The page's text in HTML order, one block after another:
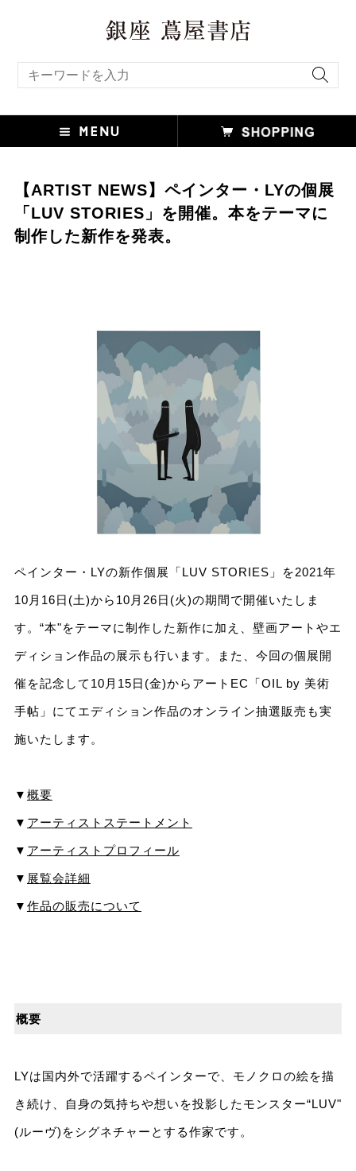
【ARTIST NEWS】ペインター・LYの個展
「LUV STORIES」を開催。本をテーマに
制作した新作を発表。
ペインター・LYの新作個展「LUV STORIES」を2021年
10⽉16⽇(⼟)から10⽉26⽇(⽕)の期間で開催いたしま
す。“本"をテーマに制作した新作に加え、壁画アートやエ
ディション作品の展⽰も⾏います。また、今回の個展開
催を記念して10⽉15⽇(⾦)からアートEC「OIL by 美術
⼿帖」にてエディション作品のオンライン抽選販売も実
施いたします。
▼ 概要
▼ アーティストステートメント
▼ アーティストプロフィール
▼ 展覧会詳細
▼ 作品の販売について
概要
LYは国内外で活躍するペインターで、モノクロの絵を描
き続け、⾃⾝の気持ちや想いを投影したモンスター“LUV"
(ルーヴ)をシグネチャーとする作家です。